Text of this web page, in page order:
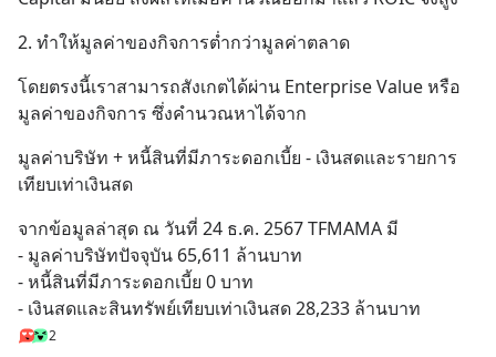
2. ทำให้มูลค่าของกิจการต่ำกว่ามูลค่าตลาด
โดยตรงนี้เราสามารถสังเกตได้ผ่าน Enterprise Value หรือ
มูลค่าของกิจการ ซึ่งคำนวณหาได้จาก
มูลค่าบริษัท + หนี้สินที่มีภาระดอกเบี้ย - เงินสดและรายการ
เทียบเท่าเงินสด
จากข้อมูลล่าสุด ณ วันที่ 24 ธ.ค. 2567 TFMAMA มี
- มูลค่าบริษัทปัจจุบัน 65,611 ล้านบาท
- หนี้สินที่มีภาระดอกเบี้ย 0 บาท
- เงินสดและสินทรัพย์เทียบเท่าเงินสด 28,233 ล้านบาท
2